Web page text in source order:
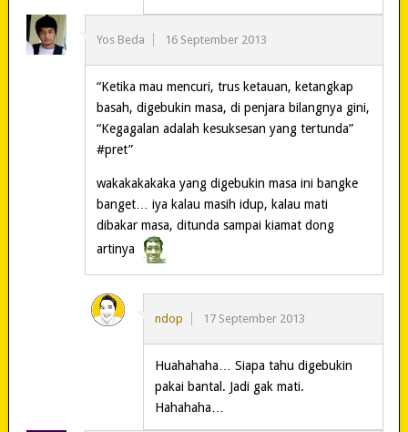
Yos Beda 16 September 2013
“Ketika mau mencuri, trus ketauan, ketangkap
basah, digebukin masa, di penjara bilangnya gini,
“Kegagalan adalah kesuksesan yang tertunda”
#pret”
wakakakakaka yang digebukin masa ini bangke
banget… iya kalau masih idup, kalau mati
dibakar masa, ditunda sampai kiamat dong
artinya
ndop 17 September 2013
Huahahaha… Siapa tahu digebukin
pakai bantal. Jadi gak mati.
Hahahaha…